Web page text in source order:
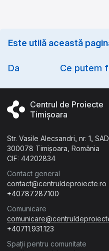
Este utilă această
Da Ce putem
Centrul de Proiecte
Timișoara
Str. Vasile Alecsandri, nr. 1,
300078 Timișoara, România
CIF: 44202834
Contact general
contact@centruldeproiecte.ro
+40787.287.100
Comunicare
+40711.931.123
Spații pentru comunitate